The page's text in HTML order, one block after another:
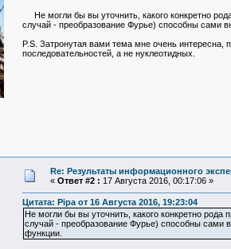
Не могли бы вы уточнить, какого конкретно
случай - преобразование Фурье) способны сами
P.S. Затронутая вами тема мне очень интересна,
последовательностей, а не нуклеотидных.
Re: Результаты информационного
« Ответ #2 : 17 Августа 2016, 00:17:06 »
Цитата: Pipa от 16 Августа 2016, 19:23:04
Не могли бы вы уточнить, какого конкретно
случай - преобразование Фурье) способны сами
функции.